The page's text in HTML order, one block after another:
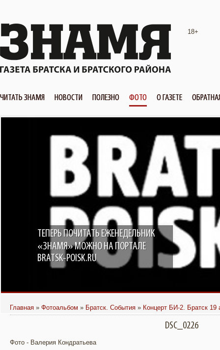
18+
ЧИТАТЬ ЗНАМЯ НОВОСТИ ПОЛЕЗНО ФОТО О ГАЗЕТЕ
ТЕПЕРЬ ПОЧИТАТЬ ЕЖЕНЕДЕЛЬНИК
«ЗНАМЯ» МОЖНО НА ПОРТАЛЕ
BRATSK-POISK.RU
Главная » Фотоальбом » Братск. События » Концерт БИ-2. Братск 19
DSC_0226
Фото - Валерия Кондратьева